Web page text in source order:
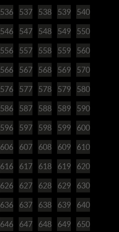
536 537 538 539 540
546 547 548 549 550
556 557 558 559 560
566 567 568 569 570
576 577 578 579 580
586 587 588 589 590
596 597 598 599 600
606 607 608 609 610
616 617 618 619 620
626 627 628 629 630
636 637 638 639 640
646 647 648 649 650